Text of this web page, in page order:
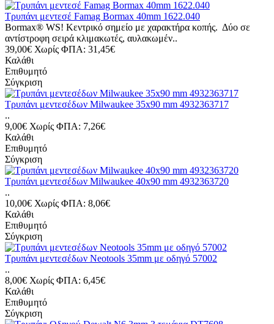
Τρυπάνι μεντεσέ Famag Bormax 40mm 1622.040
Bormax® WS! Κεντρικό σημείο με χαρακτήρα κοπής. Δύο σε
αντίστροφη σειρά κλιμακωτές, αυλακωμέν..
39,00€ Χωρίς ΦΠΑ: 31,45€
Καλάθι
Επιθυμητό
Σύγκριση
Τρυπάνι μεντεσέδων Milwaukee 35x90 mm 4932363717
..
9,00€ Χωρίς ΦΠΑ: 7,26€
Καλάθι
Επιθυμητό
Σύγκριση
Τρυπάνι μεντεσέδων Milwaukee 40x90 mm 4932363720
..
10,00€ Χωρίς ΦΠΑ: 8,06€
Καλάθι
Επιθυμητό
Σύγκριση
Τρυπάνι μεντεσέδων Neotools 35mm με οδηγό 57002
..
8,00€ Χωρίς ΦΠΑ: 6,45€
Καλάθι
Επιθυμητό
Σύγκριση